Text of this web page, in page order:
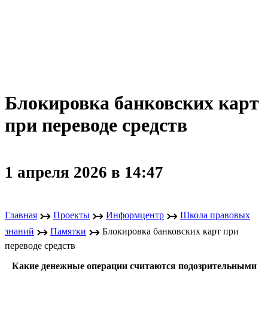
Блокировка банковских карт
при переводе средств
1 апреля 2026 в 14:47
Главная ↣ Проекты ↣ Информцентр ↣ Школа правовых
знаний ↣ Памятки ↣ Блокировка банковских карт при
переводе средств
Какие денежные операции считаются подозрительными